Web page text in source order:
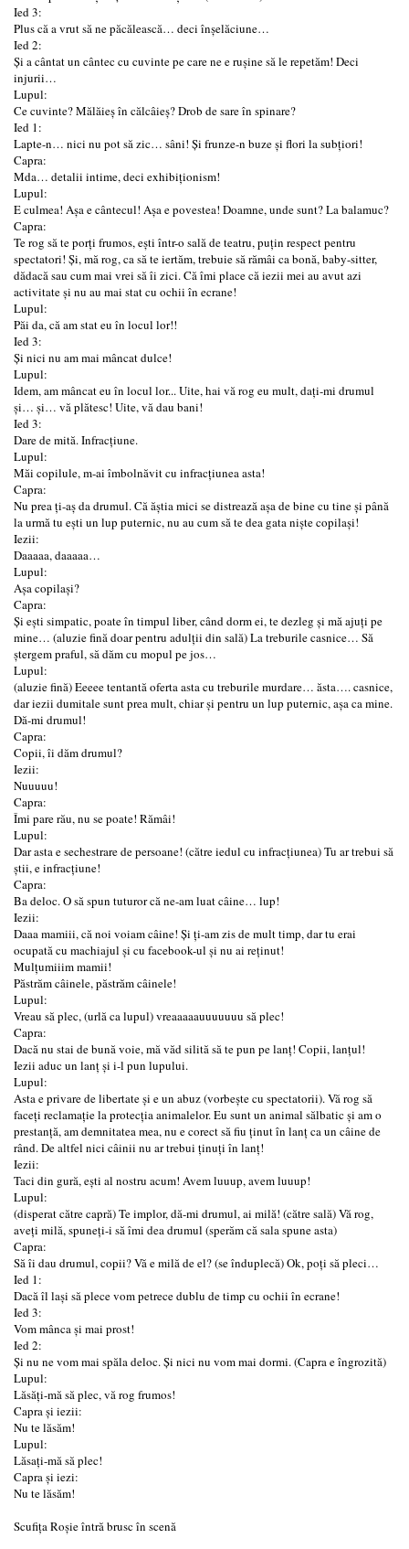
Ied 3:
Plus că a vrut să ne păcălească… deci înșelăciune…
Ied 2:
Și a cântat un cântec cu cuvinte pe care ne e rușine să le repetăm! Deci
injurii…
Lupul:
Ce cuvinte? Mălăieș în călcâieș? Drob de sare în spinare?
Ied 1:
Lapte-n… nici nu pot să zic… sâni! Și frunze-n buze și flori la subțiori!
Capra:
Mda… detalii intime, deci exhibiționism!
Lupul:
E culmea! Așa e cântecul! Așa e povestea! Doamne, unde sunt? La balamuc?
Capra:
Te rog să te porți frumos, ești într-o sală de teatru, puțin respect pentru
spectatori! Și, mă rog, ca să te iertăm, trebuie să rămâi ca bonă, baby-sitter,
dădacă sau cum mai vrei să îi zici. Că îmi place că iezii mei au avut azi
activitate și nu au mai stat cu ochii în ecrane!
Lupul:
Păi da, că am stat eu în locul lor!!
Ied 3:
Și nici nu am mai mâncat dulce!
Lupul:
Idem, am mâncat eu în locul lor... Uite, hai vă rog eu mult, dați-mi drumul
și… și… vă plătesc! Uite, vă dau bani!
Ied 3:
Dare de mită. Infracțiune.
Lupul:
Măi copilule, m-ai îmbolnăvit cu infracțiunea asta!
Capra:
Nu prea ți-aș da drumul. Că ăștia mici se distrează așa de bine cu tine și până
la urmă tu ești un lup puternic, nu au cum să te dea gata niște copilași!
Iezii:
Daaaaa, daaaaa…
Lupul:
Așa copilași?
Capra:
Și ești simpatic, poate în timpul liber, când dorm ei, te dezleg și mă ajuți pe
mine… (aluzie fină doar pentru adulții din sală) La treburile casnice… Să
ștergem praful, să dăm cu mopul pe jos…
Lupul:
(aluzie fină) Eeeee tentantă oferta asta cu treburile murdare… ăsta…. casnice,
dar iezii dumitale sunt prea mult, chiar și pentru un lup puternic, așa ca mine.
Dă-mi drumul!
Capra:
Copii, îi dăm drumul?
Iezii:
Nuuuuu!
Capra:
Îmi pare rău, nu se poate! Rămâi!
Lupul:
Dar asta e sechestrare de persoane! (către iedul cu infracțiunea) Tu ar trebui să
știi, e infracțiune!
Capra:
Ba deloc. O să spun tuturor că ne-am luat câine… lup!
Iezii:
Daaa mamiii, că noi voiam câine! Și ți-am zis de mult timp, dar tu erai
ocupată cu machiajul și cu facebook-ul și nu ai reținut!
Mulțumiiim mamii!
Păstrăm câinele, păstrăm câinele!
Lupul:
Vreau să plec, (urlă ca lupul) vreaaaaauuuuuuu să plec!
Capra:
Dacă nu stai de bună voie, mă văd silită să te pun pe lanț! Copii, lanțul!
Iezii aduc un lanț și i-l pun lupului.
Lupul:
Asta e privare de libertate și e un abuz (vorbește cu spectatorii). Vă rog să
faceți reclamație la protecția animalelor. Eu sunt un animal sălbatic și am o
prestanță, am demnitatea mea, nu e corect să fiu ținut în lanț ca un câine de
rând. De altfel nici câinii nu ar trebui ținuți în lanț!
Iezii:
Taci din gură, ești al nostru acum! Avem luuup, avem luuup!
Lupul:
(disperat către capră) Te implor, dă-mi drumul, ai milă! (către sală) Vă rog,
aveți milă, spuneți-i să îmi dea drumul (sperăm că sala spune asta)
Capra:
Să îi dau drumul, copii? Vă e milă de el? (se înduplecă) Ok, poți să pleci…
Ied 1:
Dacă îl lași să plece vom petrece dublu de timp cu ochii în ecrane!
Ied 3:
Vom mânca și mai prost!
Ied 2:
Și nu ne vom mai spăla deloc. Și nici nu vom mai dormi. (Capra e îngrozită)
Lupul:
Lăsăți-mă să plec, vă rog frumos!
Capra și iezii:
Nu te lăsăm!
Lupul:
Lăsați-mă să plec!
Capra și iezi:
Nu te lăsăm!
Scufița Roșie întră brusc în scenă